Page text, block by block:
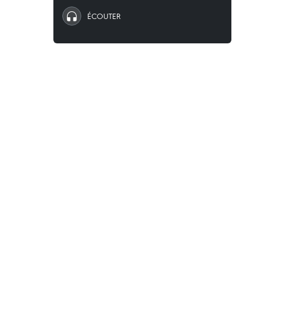
ÉCOUTER